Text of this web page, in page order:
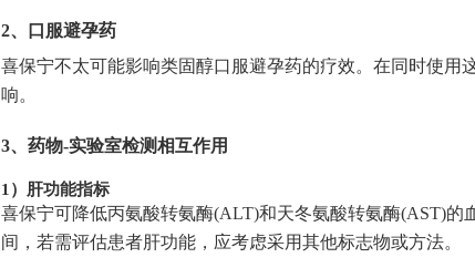
2、口服避孕药
喜保宁不太可能影响类固醇口服避孕药的疗效。在同时使
响。
3、药物-实验室检测相互作用
1）肝功能指标
喜保宁可降低丙氨酸转氨酶(ALT)和天冬氨酸转氨酶(AST)
间，若需评估患者肝功能，应考虑采用其他标志物或方法。